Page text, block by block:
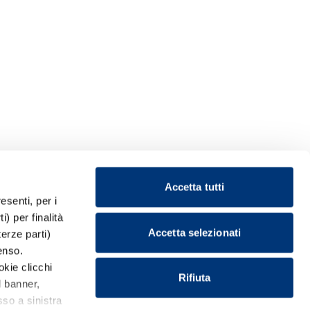
per i
per finalità
parti)
clicchi
a sinistra
Accetta tutti
Accetta selezionati
Rifiuta